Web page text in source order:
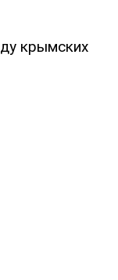
крымских